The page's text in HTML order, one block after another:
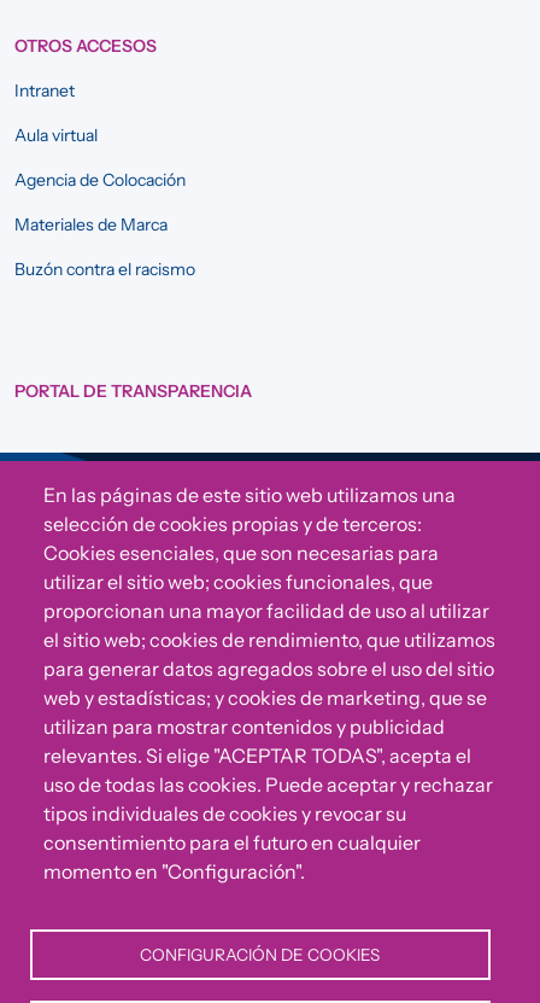
OTROS ACCESOS
Intranet
Aula virtual
Agencia de Colocación
Materiales de Marca
Buzón contra el racismo
PORTAL DE TRANSPARENCIA
Sigue a Comunidad CONVIVE
¿Algo no va bien?
Puedes reportar incumplimientos del Código Ético u
otras irregularidades que detectes en nuestra Fundación.
Canal de denuncias
En las páginas de este sitio web utilizamos una
selección de cookies propias y de terceros:
Cookies esenciales, que son necesarias para
utilizar el sitio web; cookies funcionales, que
proporcionan una mayor facilidad de uso al utilizar
el sitio web; cookies de rendimiento, que utilizamos
para generar datos agregados sobre el uso del sitio
web y estadísticas; y cookies de marketing, que se
utilizan para mostrar contenidos y publicidad
relevantes. Si elige "ACEPTAR TODAS", acepta el
uso de todas las cookies. Puede aceptar y rechazar
tipos individuales de cookies y revocar su
consentimiento para el futuro en cualquier
momento en "Configuración".
CONFIGURACIÓN DE COOKIES